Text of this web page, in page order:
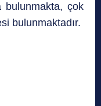
bulunmakta, çok
bulunmaktadır.